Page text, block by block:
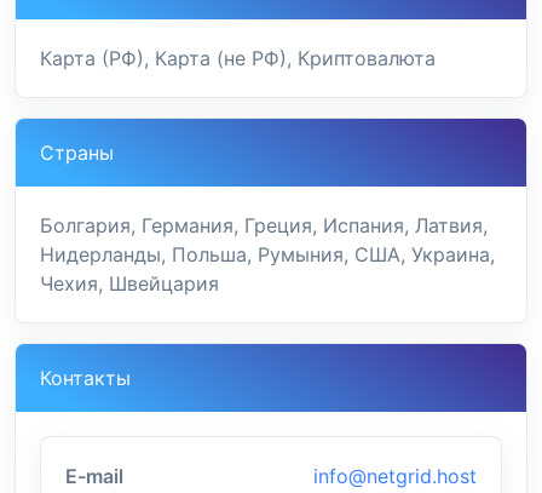
Карта (РФ), Карта (не РФ), Криптовалюта
Страны
Болгария, Германия, Греция, Испания, Латвия,
Нидерланды, Польша, Румыния, США, Украина,
Чехия, Швейцария
Контакты
E-mail info@netgrid.host